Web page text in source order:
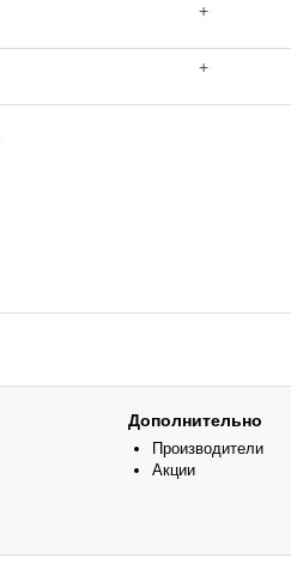
+
+
Дополнительно
Производители
Акции